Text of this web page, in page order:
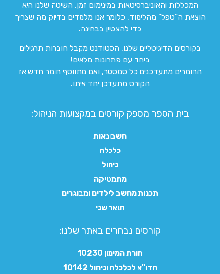
המכללות והאוניברסיטאות במינימום זמן. השיטה שלנו היא
הוצאת ה”טפל” מהלימוד. כלומר אנו מלמדים בדיוק מה שצריך
כדי להצטיין בבחינה.
בקורסים הדיגיטליים שלנו, הסטודנט מקבל חוברות תרגילים
ביחד עם פתרונות מלאים!
החומרים מתעדכנים כל סמסטר, ואם מתווסף חומר חדש אז
הקורס מתעדכן יחד איתו.
בית הספר מספק קורסים במקצועות הניהול:
חשבונאות
כלכלה
ניהול
מתמטיקה
תכנות מחשב לילדים ומבוגרים
תואר שני
קורסים נבחרים באתר שלנו:​
תורת המימון 10230
חדו"א לכלכלה וניהול 10142